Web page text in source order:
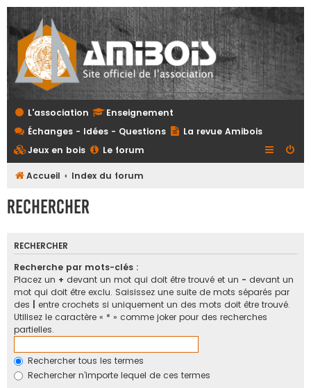
L'association
Enseignement
Échanges - Idées - Questions
La revue Amibois
Jeux en bois
Le forum
Accueil Index du forum
Rechercher
RECHERCHER
Recherche par mots-clés :
Placez un + devant un mot qui doit être trouvé et un - devant un
mot qui doit être exclu. Saisissez une suite de mots séparés par
des
entre crochets si uniquement un des mots doit être trouvé.
Utilisez le caractère « * » comme joker pour des recherches
partielles.
Rechercher tous les termes
Rechercher n’importe lequel de ces termes